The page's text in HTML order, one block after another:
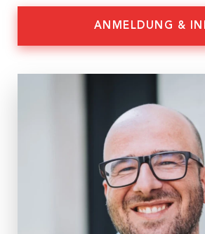
Nachhaltigkeit
Partner:innen
ANMELDUNG &
Anmeldung &
Veranstaltungs-ID